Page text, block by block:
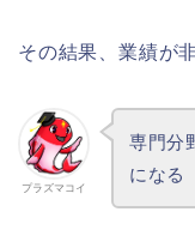
その結果、業績が
プラズマコイ
専門分
になる